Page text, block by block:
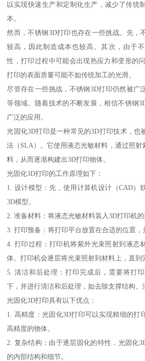
以实现快速生产和定制化生产，减少了传统
本。
然而，不锈钢3D打印也存在一些挑战。先，
较高，因此制造成本也较高。其次，由于
性，打印过程中可能会出现热应力和变形的
打印的表面质量可能不如传统加工的光滑。
尽管存在一些挑战，不锈钢3D打印仍然被广
等领域。随着技术的不断发展，相信不锈钢
广泛的应用。
光固化3D打印是一种常见的3D打印技术，也
法（SLA）。它使用液态光敏材料，通过照射
料，从而逐渐构建出3D打印物体。
光固化3D打印的工作原理如下：
1. 设计模型：先，使用计算机设计（CAD）
3D模型。
2. 准备材料：将液态光敏材料装入3D打印机的
3. 打印预备：将打印平台放置在合适的位置，
4. 打印过程：打印机将紫外光束照射到液态
体。打印机会逐层将光束照射到材料上，直到
5. 清洁和后处理：打印完成后，需要将打
下，并进行清洁和后处理，如去除支撑结构、
光固化3D打印具有以下优点：
1. 高精度：光固化3D打印可以实现精细的打
高精度的物体。
2. 复杂结构：由于逐层固化的特性，光固化
的内部结构和细节。